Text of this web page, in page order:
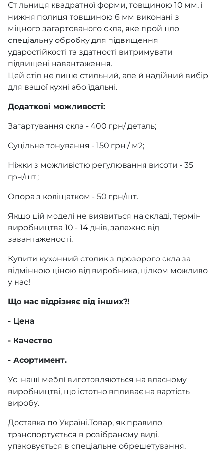
Стільниця квадратної форми, товщиною 10 мм, і
нижня полиця товщиною 6 мм виконані з
міцного загартованого скла, яке пройшло
спеціальну обробку для підвищення
ударостійкості та здатності витримувати
підвищені навантаження.
Цей стіл не лише стильний, але й надійний вибір
для вашої кухні або їдальні.
Додаткові можливості:
Загартування скла - 400 грн/ деталь;
Суцільне тонування - 150 грн / м2;
Ніжки з можливістю регулювання висоти - 35
грн/шт.;
Опора з коліщатком - 50 грн/шт.
Якщо цій моделі не виявиться на складі, термін
виробництва 10 - 14 днів, залежно від
завантаженості.
Купити кухонний столик з прозорого скла за
відмінною ціною від виробника, цілком можливо
у нас!
Що нас відрізняє від інших?!
- Цена
- Качество
- Асортимент.
Усі наші меблі виготовляються на власному
виробництві, що істотно впливає на вартість
виробу.
Доставка по Україні.Товар, як правило,
транспортується в розібраному виді,
упаковується в спеціальне обрешетування.